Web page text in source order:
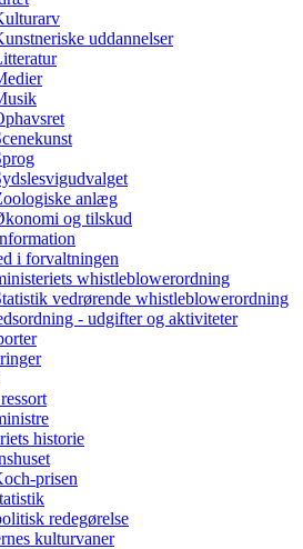
uddannelser
anlæg
og tilskud
i forvaltningen
whistleblowerordning
vedrørende whistleblowerordning
- udgifter og aktiviteter
historie
prisen
redegørelse
kulturvaner